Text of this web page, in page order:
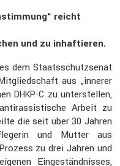
reicht
und zu inhaf­tieren.
dem Staats­schutz­senat
aus „innerer
DHKP-C zu unter­stellen,
Arbeit zu
die seit über 30 Jahren
und Mutter aus
zu drei Jahren und
Einge­ständ­nisses,